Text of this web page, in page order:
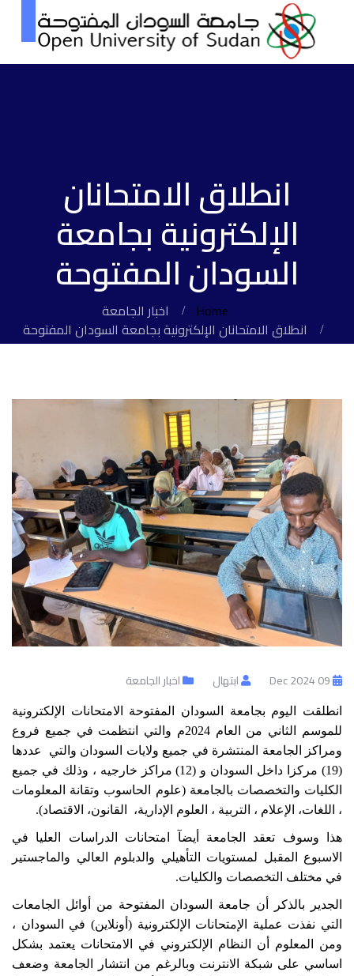
انطلاق الامتحانان
الإلكترونية بجامعة
السودان المفتوحة
Home
اخبار الجامعة
انطلاق الامتحانان الإلكترونية بجامعة السودان المفتوحة
ابتهال اخبار الجامعة
انطلقت اليوم بجامعة السودان المفتوحة الامتحانات الإلكترونية
للموسم الثاني من العام 2024م والتي انتظمت في جميع فروع
ومراكز الجامعة المنتشرة في جميع ولايات السودان والتي عددها
(19) مركزا داخل السودان و (12) مراكز خارجيه ، وذلك في جميع
الكليات والتخصصات بالجامعة (علوم الحاسوب وتقانة المعلومات
، اللغات، الإعلام ، التربية ، العلوم الإدارية، القانون، الاقتصاد).
هذا وسوف تعقد الجامعة أيضآ امتحانات الدراسات العليا في
الاسبوع المقبل لمستويات التأهيلي والدبلوم العالي والماجستير
في مختلف التخصصات والكليات.
الجدير بالذكر أن جامعة السودان المفتوحة من أوائل الجامعات
التي نفذت عملية الإمتحانات الإلكترونية (أونلاين) في السودان ،
ومن المعلوم أن النظام الإلكتروني في الامتحانات يعتمد بشكل
اساسي على شبكة الانترنت وبالرغم من انتشار الجامعة وضعف